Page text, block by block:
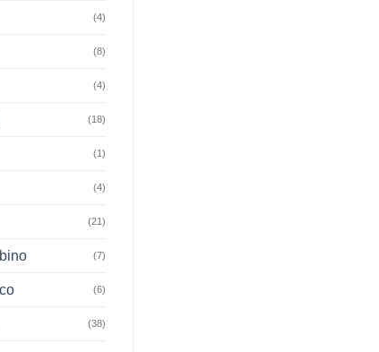
(4)
(8)
(4)
(18)
(1)
(4)
(21)
(7)
(6)
(38)